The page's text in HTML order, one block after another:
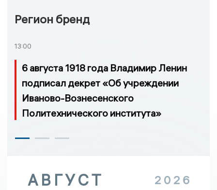
Регион бренд
13:00
6 августа 1918 года Владимир Ленин
подписал декрет «Об учреждении
Иваново-Вознесенского
Политехнического института»
АВГУСТ 2026